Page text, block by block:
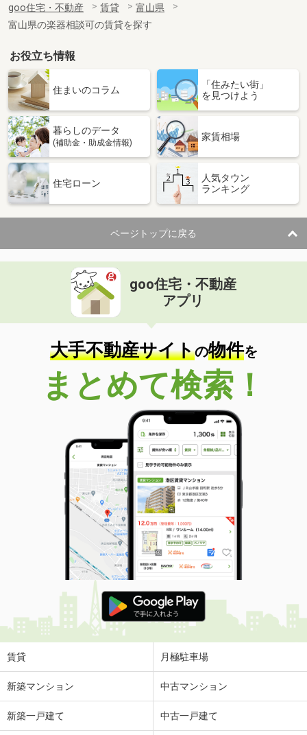
専有面積
22.35m²
間取り
1K
富山県滑川市上小泉
価 格
4.20万円
富山県滑川市上小泉
専有面積 23.72m²
間取り
富山県富山市中島１丁目
住 所
富山県富山市中島１丁目
専有面積 28.31m²
間取り
ワンルーム
富山県富山市赤田
価 格
住 所
富山県富山市赤田
専有面積 48.27m²
間取り
1LDK
富山県富山市八尾町杉田
価 格
5.70万円
富山県富山市八尾町杉田
150m²
間取り
1LDK
富山県富山市四方北窪
価 格
6.80万円
住 所
富山県富山市四方北窪
専有面積 50.05m²
間取り
1LDK
富山県富山市長江２丁目
価 格
3.30万円
住 所
富山県富山市長江２丁目
専有面積
富山県富山市中島４丁目
4.60万円
goo住宅・不動産 賃貸
富山県
富山県の楽器相談可の賃貸を探す
お役立ち情報
住まいのコラム
「住みたい街」
を見つけよう
暮らしのデータ
(補助金・助成金情報)
家賃相場
住宅ローン
人気タウン
ランキング
ページトップに戻る
goo住宅・不動産
アプリ
大手不動産サイトの物件を
まとめて検索！
賃貸 月極駐車場
新築マンション 中古マンション
新築一戸建て 中古一戸建て